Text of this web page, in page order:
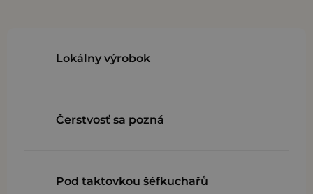
Lokálny výrobok
Čerstvosť sa pozná
Pod taktovkou šéfkuchařů